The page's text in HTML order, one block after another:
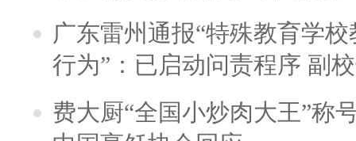
广东雷州通报“特殊教育学
行为”：已启动问责程序 副
费大厨“全国小炒肉大王”称